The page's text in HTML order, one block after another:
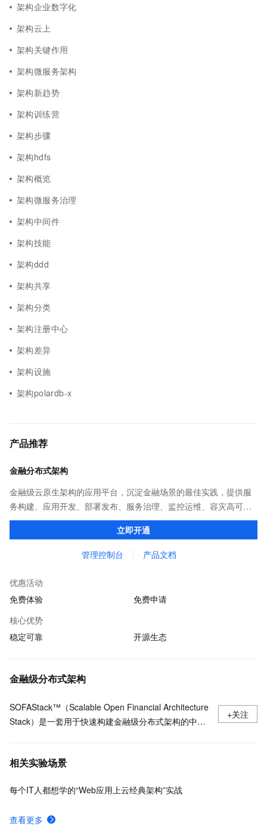
架构企业数字化
架构云上
架构关键作用
架构微服务架构
架构新趋势
架构训练营
架构步骤
架构hdfs
架构概览
架构微服务治理
架构中间件
架构技能
架构ddd
架构共享
架构分类
架构注册中心
架构差异
架构设施
架构polardb-x
产品推荐
金融分布式架构
金融级云原生架构的应用平台，沉淀金融场景的最佳实践，提供服
务构建、应用开发、部署发布、服务治理、监控运维、容灾高可用
等全栈式解决方案，兼容Dubbo、Spring Cloud等微服务运行环
境，助力客户各类应用轻松转型分布式架构
立即开通
管理控制台 产品文档
优惠活动
免费体验
免费申请
核心优势
稳定可靠
开源生态
金融级分布式架构
SOFAStack™（Scalable Open Financial Architecture
Stack）是一套用于快速构建金融级分布式架构的中间
+关注
相关实验场景
每个IT人都想学的“Web应用上云经典架构”实战
查看更多